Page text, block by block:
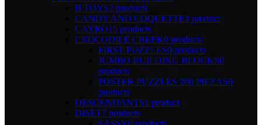
B TOYS2 products
CANDY AND COQUETTE1 product
CAYRO15 products
CROCODILE CREEK0 products
FIRST PUZZLES0 products
JUMBO BUILDING BLOCKS0
products
POSTER PUZZLES 200 PIEZAS0
products
DESCENDANTS1 product
DISET7 products